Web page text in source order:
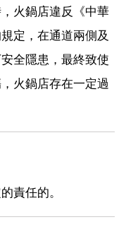
火鍋店違反《中華
定，在通道兩側及
全隱患，最終致使
火鍋店存在一定過
責任的。